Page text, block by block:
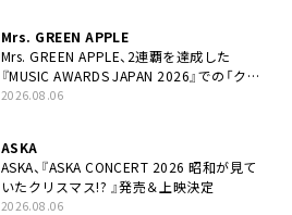
Mrs. GREEN APPLE
Mrs. GREEN APPLE、2連覇を達成した
『MUSIC AWARDS JAPAN 2026』での「クス
シキ」ライブパフォーマンスをYouTube公開
2026.08.06
ASKA
ASKA、『ASKA CONCERT 2026 昭和が見て
いたクリスマス!? 』発売＆上映決定
2026.08.06